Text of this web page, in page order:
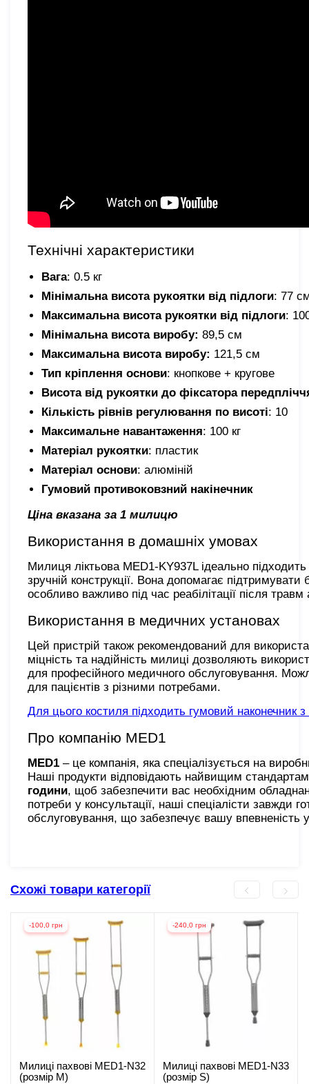
Технічні характеристики
Вага: 0.5 кг
Мінімальна висота рукоятки від підлоги: 77
Максимальна висота рукоятки від підлоги:
Мінімальна висота виробу: 89,5 см
Максимальна висота виробу: 121,5 см
Тип кріплення основи: кнопкове + кругове
Висота від рукоятки до фіксатора
Кількість рівнів регулювання по висоті: 10
Максимальне навантаження: 100 кг
Матеріал рукоятки: пластик
Матеріал основи: алюміній
Гумовий противоковзний накінечник
Ціна вказана за 1 милицю
Використання в домашніх умовах
Милиця ліктьова MED1-KY937L ідеально
зручній конструкції. Вона допомагає
особливо важливо під час реабілітації після
Використання в медичних установах
Цей пристрій також рекомендований для
міцність та надійність милиці дозволяють
для професійного медичного обслуговування.
для пацієнтів з різними потребами.
Для цього костиля підходить гумовий
Про компанію MED1
MED1 – це компанія, яка спеціалізується на
Наші продукти відповідають найвищим стандартам
години, щоб забезпечити вас необхідним
потреби у консультації, наші спеціалісти завжди
обслуговування, що забезпечує вашу впевненість
Схожі товари категорії
-100,0 грн
Милиці пахвові MED1-N32
(розмір M)
-240,0 грн
Милиці пахвові MED1-N33
(розмір S)